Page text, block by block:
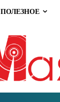
ПОЛЕЗНОЕ